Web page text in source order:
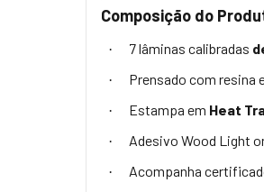
Composição do
· 7 lâminas calibradas
· Prensado com resina
· Estampa em Heat
· Adesivo Wood Light
· Acompanha